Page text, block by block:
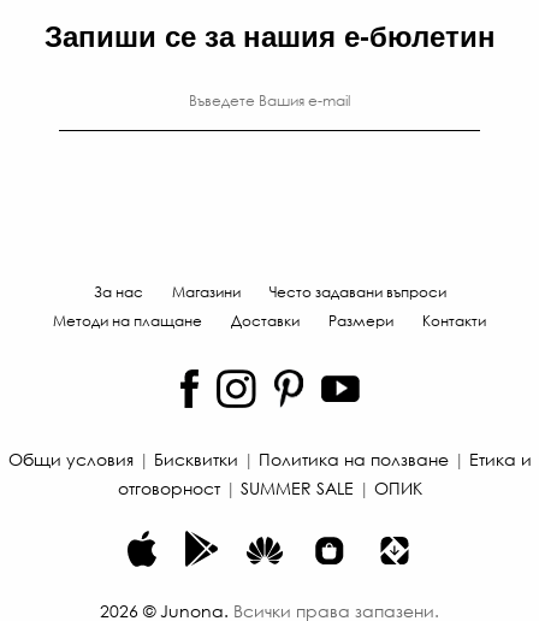
Запиши се за нашия е-бюлетин
За нас Магазини
Често задавани въпроси
Методи на плащане
Доставки Размери Контакти
Общи условия| Бисквитки | Политика на ползване| Етика и
отговорност| SUMMER SALE | ОПИК
2026 ©Junona. Всички права запазени.